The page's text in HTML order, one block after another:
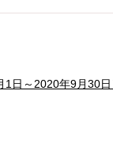
日～2020年9月30日